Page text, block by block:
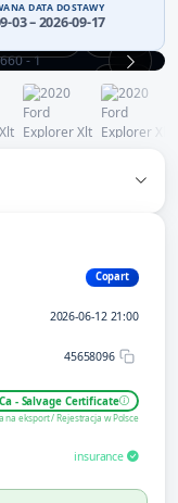
DATA DOSTAWY
03 – 2026-09-17
Copart
2026-06-12 21:00
45658096
Ca - Salvage Certificate
na eksport / Rejestracja w Polsce
insurance